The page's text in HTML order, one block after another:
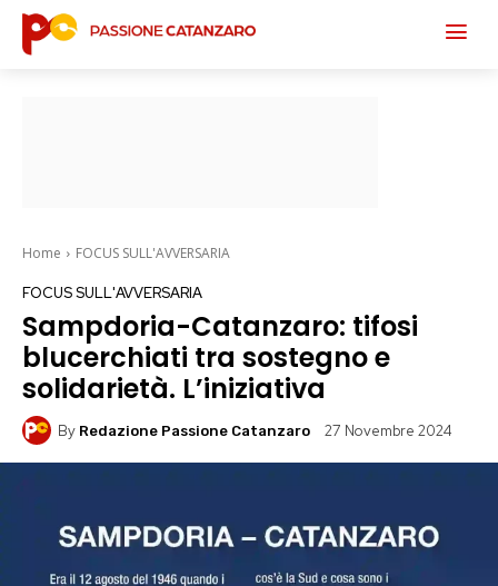
Home FOCUS SULL'AVVERSARIA
FOCUS SULL'AVVERSARIA
Sampdoria-Catanzaro: tifosi
blucerchiati tra sostegno e
solidarietà. L’iniziativa
By Redazione Passione Catanzaro 27 Novembre 2024